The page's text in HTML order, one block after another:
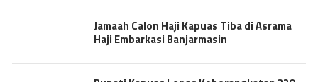
Jamaah Calon Haji Kapuas Tiba di Asrama
Haji Embarkasi Banjarmasin